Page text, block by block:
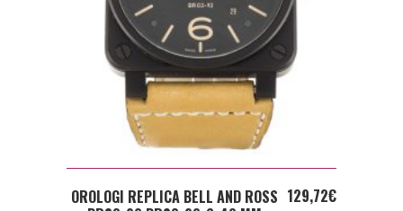
ADD TO CART
OROLOGI REPLICA BELL AND ROSS 129,72€